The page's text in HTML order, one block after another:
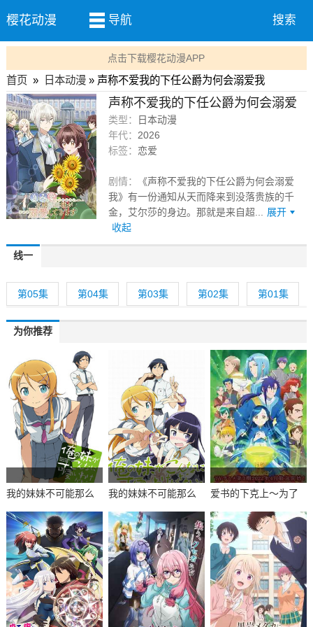
樱花动漫 导航 搜索
点击下载樱花动漫APP
首页 » 日本动漫» 声称不爱我的下任公爵为何会溺爱我
声称不爱我的下任公爵为何会溺爱
我
更新至5集
类型：
日本动漫
年代： 2026
标签： 恋爱
剧情：
《声称不爱我的下任公爵为何会溺爱
我》有一份通知从天而降来到没落贵族的千
金，艾尔莎的身边。那就是来自超...
展开
收起
线一
第05集 第04集 第03集 第02集 第01集
为你推荐
我的妹妹不可能那么
可爱
我的妹妹不可能那么
可爱第二季
爱书的下克上～为了
成为图书管理员不择
手段～ 第三季